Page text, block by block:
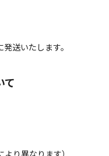
送いたします。
て